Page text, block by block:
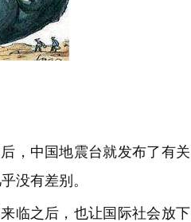
，中国地震台就发布了有关
没有差别。
临之后，也让国际社会放下